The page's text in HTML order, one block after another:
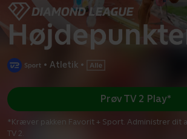
• Atletik •
Prøv TV 2 Play*
*Kræver pakken Favorit + Sport. Administrer dit
TV 2.